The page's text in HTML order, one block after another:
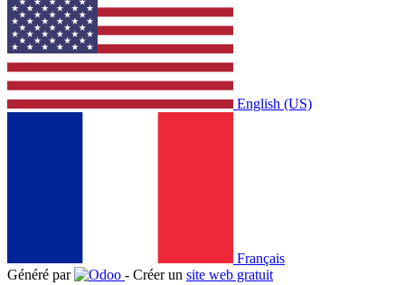
English (US)
Français
Généré par
- Créer un site web gratuit